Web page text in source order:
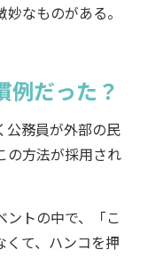
なものがある。
だった？
務員が外部の民
の方法が採用され
トの中で、「こ
くて、ハンコを押